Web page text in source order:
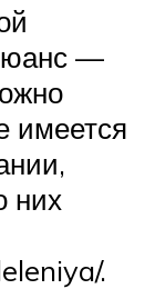
—
имеется
них
.